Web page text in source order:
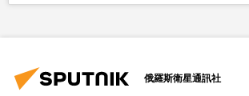
俄羅斯衛星通訊社